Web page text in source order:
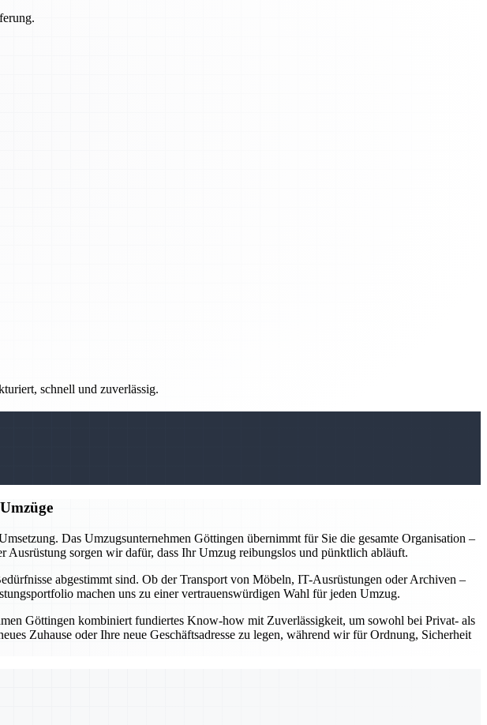
schnell und zuverlässig.
Das Umzugsunternehmen Göttingen übernimmt für Sie die gesamte Organisation –
sorgen wir dafür, dass Ihr Umzug reibungslos und pünktlich abläuft.
abgestimmt sind. Ob der Transport von Möbeln, IT-Ausrüstungen oder Archiven –
machen uns zu einer vertrauenswürdigen Wahl für jeden Umzug.
Göttingen kombiniert fundiertes Know-how mit Zuverlässigkeit, um sowohl bei Privat- als
Zuhause oder Ihre neue Geschäftsadresse zu legen, während wir für Ordnung, Sicherheit